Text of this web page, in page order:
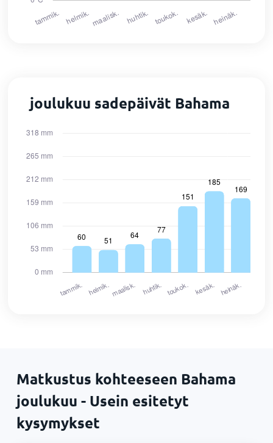
joulukuu sadepäivät Bahama
Matkustus kohteeseen Bahama
joulukuu - Usein esitetyt
kysymykset